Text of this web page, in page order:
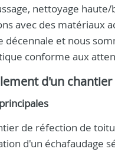
nettoyage
avec des matériaux
décennale et nous
conforme aux
d'un
de réfection de
d'un échafaudage